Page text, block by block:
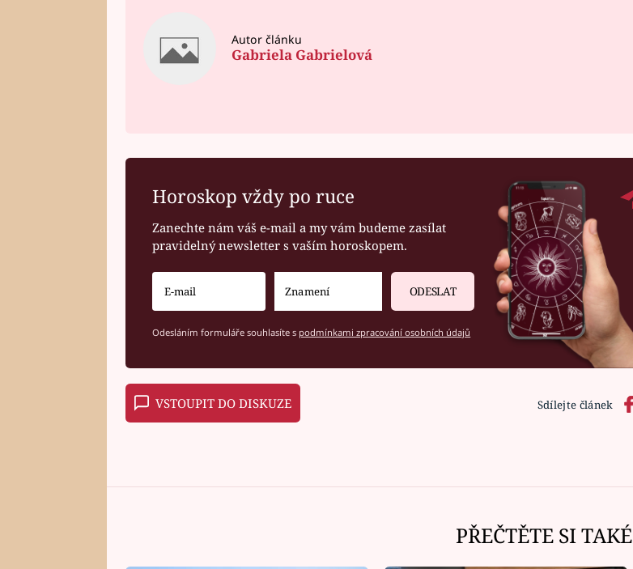
Autor článku
Gabriela Gabrielová
Horoskop vždy po ruce
Zanechte nám váš e-mail a my vám budeme zasílat
pravidelný newsletter s vaším horoskopem.
ODESLAT
Odesláním formuláře souhlasíte s podmínkami zpracování osobních údajů
VSTOUPIT DO DISKUZE Sdílejte článek
PŘEČTĚTE SI TAKÉ